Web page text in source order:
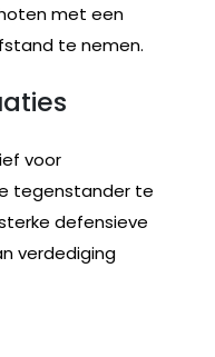
met een
te nemen.
voor
tegenstander te
defensieve
verdediging